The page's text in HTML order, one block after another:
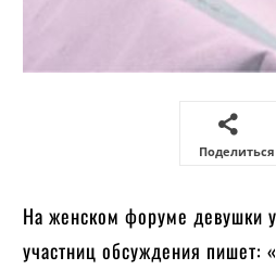
Поделиться
На женском форуме девушки
участниц обсуждения пишет: